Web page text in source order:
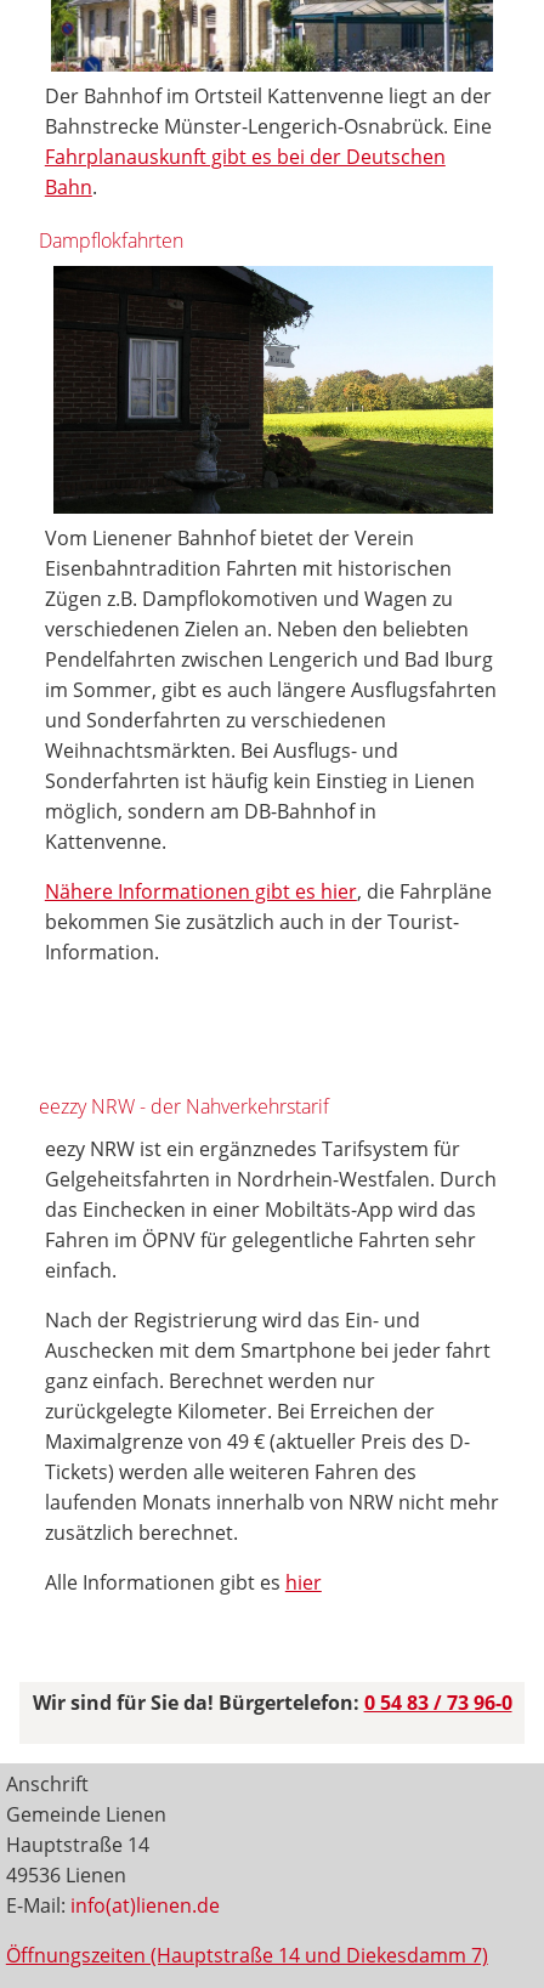
Der Bahnhof im Ortsteil Kattenvenne liegt an der
Bahnstrecke Münster-Lengerich-Osnabrück. Eine
Fahrplanauskunft gibt es bei der Deutschen
Bahn.
Dampflokfahrten
Vom Lienener Bahnhof bietet der Verein
Eisenbahntradition Fahrten mit historischen
Zügen z.B. Dampflokomotiven und Wagen zu
verschiedenen Zielen an. Neben den beliebten
Pendelfahrten zwischen Lengerich und Bad Iburg
im Sommer, gibt es auch längere Ausflugsfahrten
und Sonderfahrten zu verschiedenen
Weihnachtsmärkten. Bei Ausflugs- und
Sonderfahrten ist häufig kein Einstieg in Lienen
möglich, sondern am DB-Bahnhof in
Kattenvenne.
Nähere Informationen gibt es hier, die Fahrpläne
bekommen Sie zusätzlich auch in der Tourist-
Information.
eezzy NRW - der Nahverkehrstarif
eezy NRW ist ein ergänznedes Tarifsystem für
Gelgeheitsfahrten in Nordrhein-Westfalen. Durch
das Einchecken in einer Mobiltäts-App wird das
Fahren im ÖPNV für gelegentliche Fahrten sehr
einfach.
Nach der Registrierung wird das Ein- und
Auschecken mit dem Smartphone bei jeder fahrt
ganz einfach. Berechnet werden nur
zurückgelegte Kilometer. Bei Erreichen der
Maximalgrenze von 49 € (aktueller Preis des D-
Tickets) werden alle weiteren Fahren des
laufenden Monats innerhalb von NRW nicht mehr
zusätzlich berechnet.
Alle Informationen gibt es hier
Wir sind für Sie da! Bürgertelefon: 0 54 83 / 73 96-0
Anschrift
Gemeinde Lienen
Hauptstraße 14
49536 Lienen
E-Mail: info(at)lienen.de
Öffnungszeiten (Hauptstraße 14 und Diekesdamm 7)